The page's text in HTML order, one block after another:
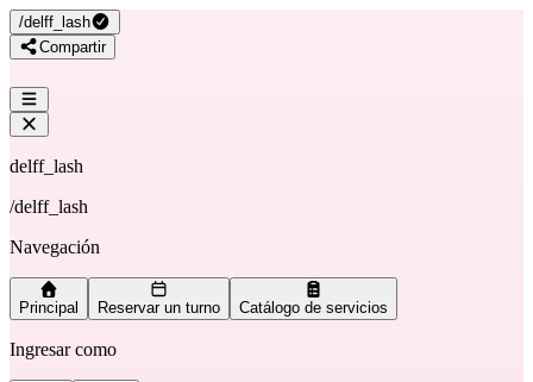
/delff_lash
Compartir
delff_lash
/delff_lash
Navegación
Principal Reservar un turno Catálogo de servicios
Ingresar como